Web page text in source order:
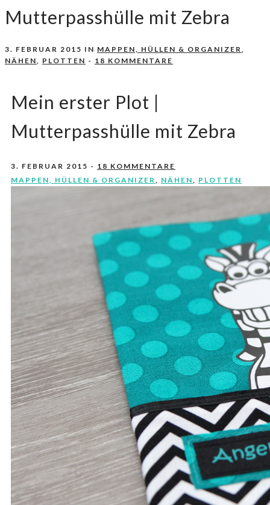
Mutterpasshülle mit Zebra
3. FEBRUAR 2015 IN MAPPEN, HÜLLEN & ORGANIZER,
NÄHEN, PLOTTEN - 18 KOMMENTARE
Mein erster Plot |
Mutterpasshülle mit Zebra
3. FEBRUAR 2015 - 18 KOMMENTARE
MAPPEN, HÜLLEN & ORGANIZER
NÄHEN PLOTTEN